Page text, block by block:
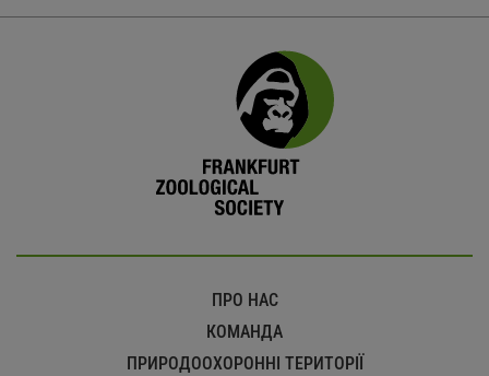
ПРО НАС
КОМАНДА
ПРИРОДООХОРОННІ ТЕРИТОРІЇ